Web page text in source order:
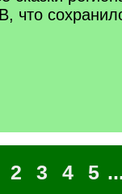
что
2 3 4 5